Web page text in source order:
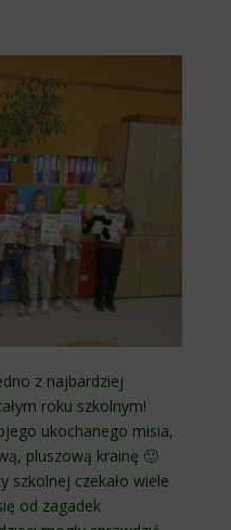
z najbardziej
roku szkolnym!
ukochanego misia,
pluszową krainę 🙂
szkolnej czekało wiele
od zagadek